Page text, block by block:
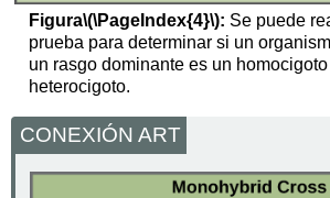
Figura\(\PageIndex{4}\): Se puede
prueba para determinar si un
un rasgo dominante es un
heterocigoto.
CONEXIÓN ART